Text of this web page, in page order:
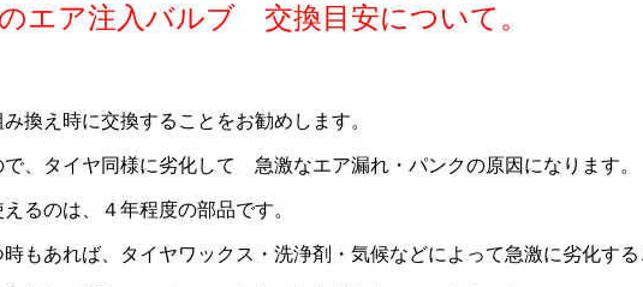
エア注入バルブ 交換目安について。
換え時に交換することをお勧めします。
、タイヤ同様に劣化して 急激なエア漏れ・パンクの原因になりま
るのは、４年程度の部品です。
もあれば、タイヤワックス・洗浄剤・気候などによって急激に劣化する